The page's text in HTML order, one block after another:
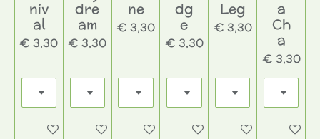
niv
al
€ 3,30
In winkelwagen
dre
am
€ 3,30
In winkelwagen
ne
€ 3,30
In winkelwagen
dg
e
€ 3,30
In winkelwagen
Leg
€ 3,30
In winkelwagen
a
Ch
a
€ 3,30
In